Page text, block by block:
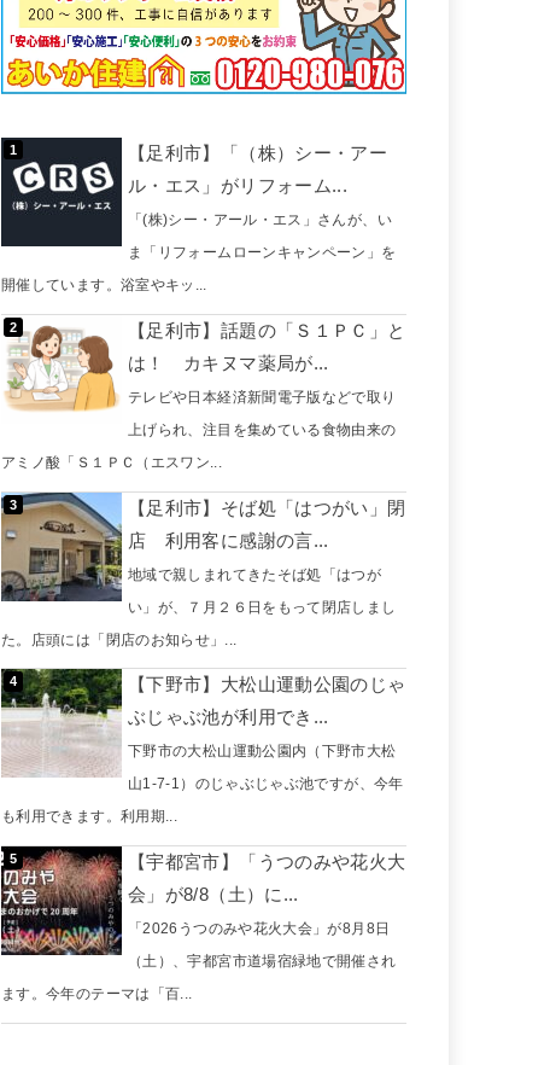
【足利市】「（株）シー・アー
ル・エス」がリフォーム...
「(株)シー・アール・エス」さんが、い
ま「リフォームローンキャンペーン」を
開催しています。浴室やキッ...
【足利市】話題の「Ｓ１ＰＣ」と
は！ カキヌマ薬局が...
テレビや日本経済新聞電子版などで取り
上げられ、注目を集めている食物由来の
アミノ酸「Ｓ１ＰＣ（エスワン...
【足利市】そば処「はつがい」閉
店 利用客に感謝の言...
地域で親しまれてきたそば処「はつが
い」が、７月２６日をもって閉店しまし
た。店頭には「閉店のお知らせ」...
【下野市】大松山運動公園のじゃ
ぶじゃぶ池が利用でき...
下野市の大松山運動公園内（下野市大松
山1-7-1）のじゃぶじゃぶ池ですが、今年
も利用できます。利用期...
【宇都宮市】「うつのみや花火大
会」が8/8（土）に...
「2026うつのみや花火大会」が8月8日
（土）、宇都宮市道場宿緑地で開催され
ます。今年のテーマは「百...